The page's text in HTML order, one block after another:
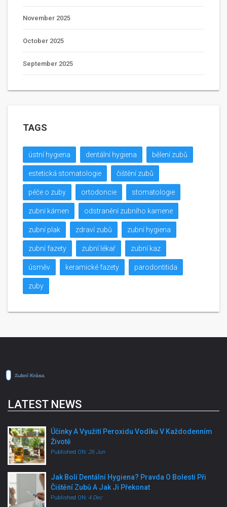
November 2025
October 2025
September 2025
TAGS
ústní hygiena dentální hygiena bělení zubů
estetická stomatologie čištění zubů
péče o zuby ortodoncie stomatologie
zubní kámen odstranění zubního kamene
zubní plak zdraví zubů zubní hygiena
zubní fazety zubní lékař zubní kaz
úsměv keramické fazety parodontitida
zuby
LATEST NEWS
Účinky A Využití Peroxidu Vodíku V Každodenním
Životě
Published ON: 26 Jun
Jak Bolí Dentální Hygiena? Pravda O Bolesti Při
Čištění Zubů A Jak Ji Překonat
Published ON: 4 Dec